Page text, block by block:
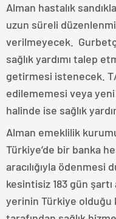
Alman hastalık
uzun süreli
verilmeyecek.
sağlık yardımı talep
getirmesi istenecek.
edilememesi veya
halinde ise sağlık
Alman emeklilik
Türkiye’de bir banka
aracılığıyla ödenmesi
kesintisiz 183 gün
yerinin Türkiye olduğu